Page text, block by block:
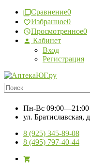
Сравнение0
Избранное0
Просмотренное0
Кабинет
Вход
Регистрация
Пн-Вс 09:00—21:00
ул. Братиславская,
8 (925) 345-89-08
8 (495) 797-40-44